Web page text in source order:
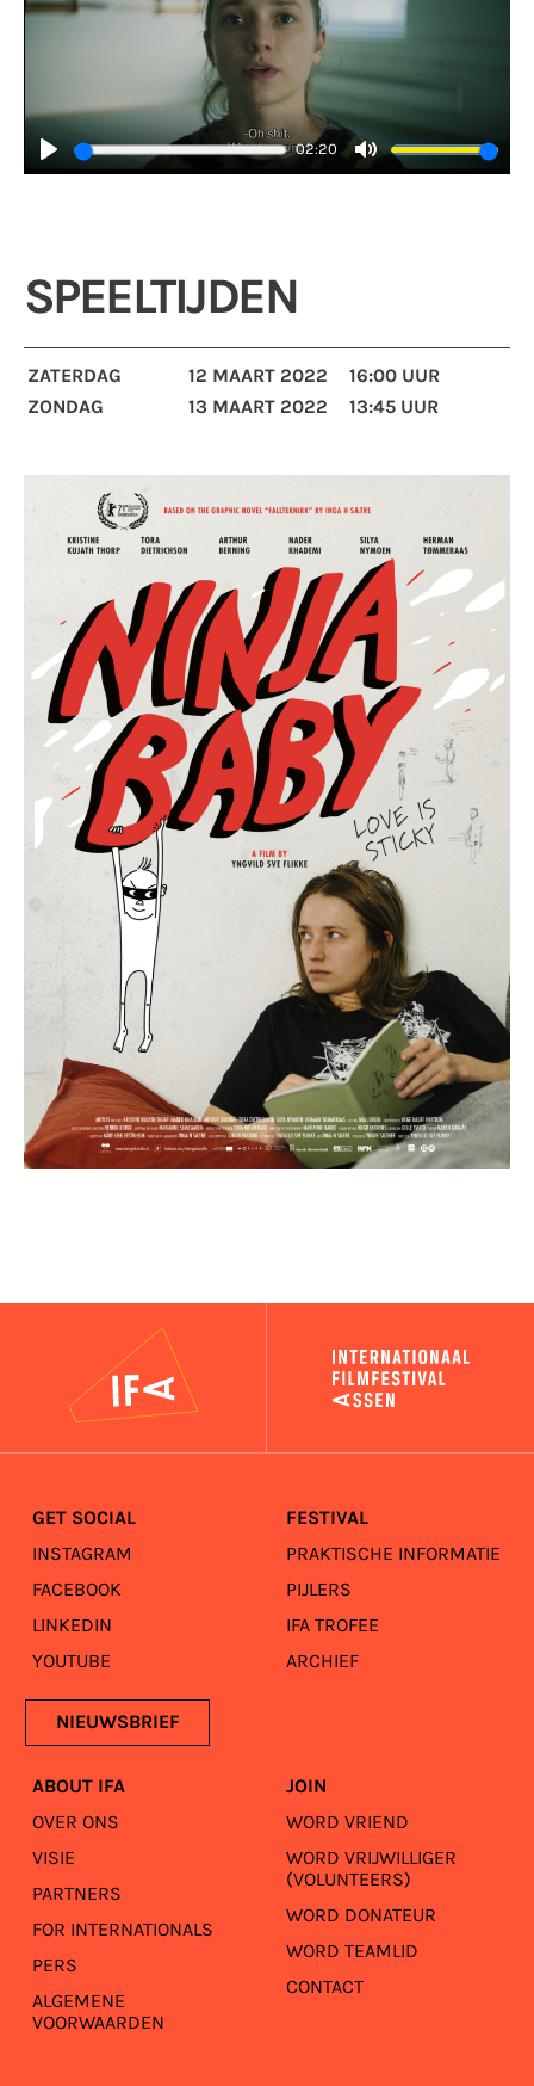
Play
02:20
Mute
SPEELTIJDEN
ZATERDAG 12 MAART 2022
16:00 UUR
ZONDAG
13 MAART 2022 13:45 UUR
GET SOCIAL
INSTAGRAM
FACEBOOK
LINKEDIN
YOUTUBE
NIEUWSBRIEF
FESTIVAL
PRAKTISCHE INFORMATIE
PIJLERS
IFA TROFEE
ARCHIEF
ABOUT IFA
OVER ONS
VISIE
PARTNERS
FOR INTERNATIONALS
PERS
ALGEMENE
VOORWAARDEN
JOIN
WORD VRIEND
WORD VRIJWILLIGER
(VOLUNTEERS)
WORD DONATEUR
WORD TEAMLID
CONTACT